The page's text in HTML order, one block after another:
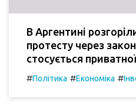
В Аргентині
протесту через
стосується
#Політика #Економіка #